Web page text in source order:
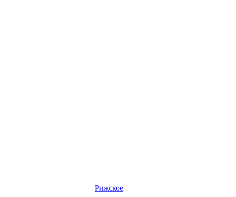
Рижское